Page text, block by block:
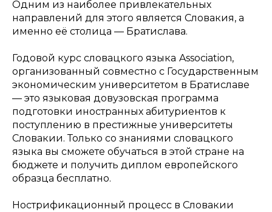
Одним из наиболее привлекательных
направлений для этого является Словакия, а
именно её столица — Братислава.
Годовой курс словацкого языка Association,
организованный совместно с Государственным
экономическим университетом в Братиславе
— это языковая довузовская программа
подготовки иностранных абитуриентов к
поступлению в престижные университеты
Словакии. Только со знаниями словацкого
языка вы сможете обучаться в этой стране на
бюджете и получить диплом европейского
образца бесплатно.
Нострификационный процесс в Словакии